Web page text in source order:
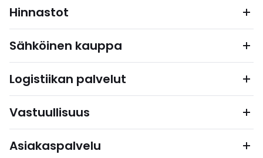
Hinnastot
Sähköinen kauppa
Logistiikan palvelut
Vastuullisuus
Asiakaspalvelu